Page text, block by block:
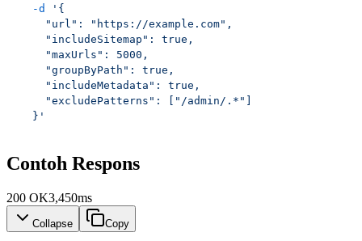
  -d
'{
    "url": "https://example.com",
    "includeSitemap": true,
    "maxUrls": 5000,
    "groupByPath": true,
    "includeMetadata": true,
    "excludePatterns": ["/admin/.*"]
  }'
Contoh Respons
200 OK3,450ms
Collapse Copy